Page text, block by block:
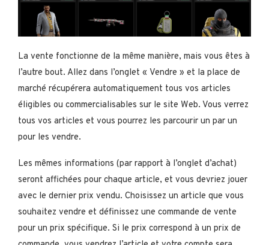
La vente fonctionne de la même manière, mais vous êtes à
l’autre bout. Allez dans l’onglet « Vendre » et la place de
marché récupérera automatiquement tous vos articles
éligibles ou commercialisables sur le site Web. Vous verrez
tous vos articles et vous pourrez les parcourir un par un
pour les vendre.
Les mêmes informations (par rapport à l’onglet d’achat)
seront affichées pour chaque article, et vous devriez jouer
avec le dernier prix vendu. Choisissez un article que vous
souhaitez vendre et définissez une commande de vente
pour un prix spécifique. Si le prix correspond à un prix de